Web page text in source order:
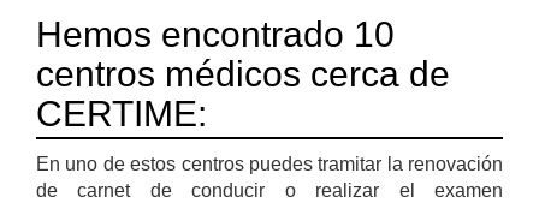
Hemos encontrado 10
centros médicos cerca de
CERTIME:
En uno de estos centros puedes tramitar la renovación
de carnet de conducir o realizar el examen